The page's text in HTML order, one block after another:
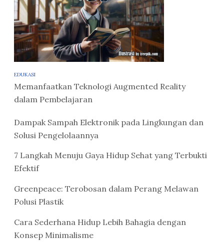
EDUKASI
Memanfaatkan Teknologi Augmented Reality
dalam Pembelajaran
Dampak Sampah Elektronik pada Lingkungan dan
Solusi Pengelolaannya
7 Langkah Menuju Gaya Hidup Sehat yang Terbukti
Efektif
Greenpeace: Terobosan dalam Perang Melawan
Polusi Plastik
Cara Sederhana Hidup Lebih Bahagia dengan
Konsep Minimalisme